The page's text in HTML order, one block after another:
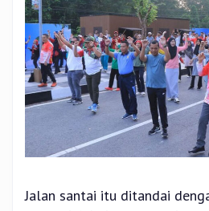
Jalan santai itu ditandai